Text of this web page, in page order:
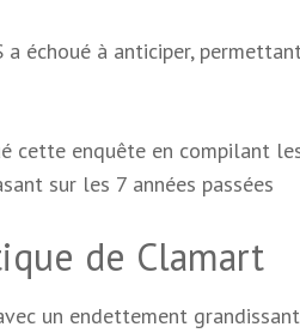
a échoué à anticiper,
cette enquête en compilant
sur les 7 années passées
de Clamart
un endettement